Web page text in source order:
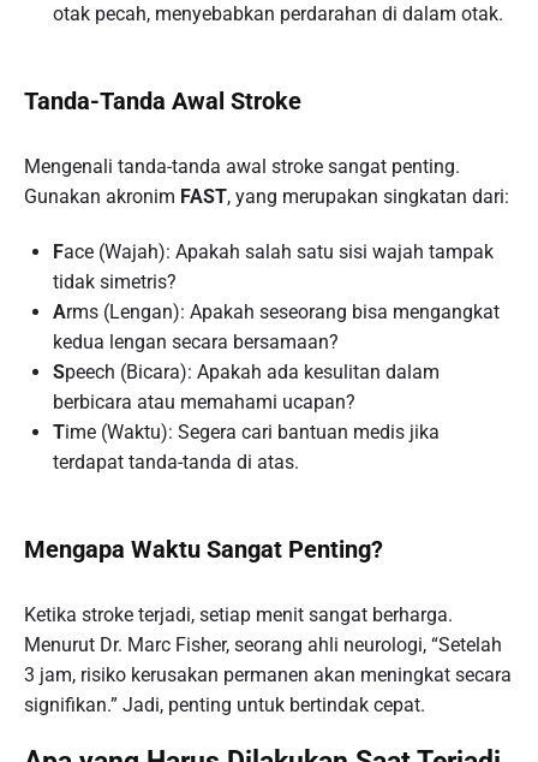
otak pecah, menyebabkan perdarahan di dalam otak.
Tanda-Tanda Awal Stroke
Mengenali tanda-tanda awal stroke sangat penting.
Gunakan akronim FAST, yang merupakan singkatan dari:
Face (Wajah): Apakah salah satu sisi wajah tampak
tidak simetris?
Arms (Lengan): Apakah seseorang bisa mengangkat
kedua lengan secara bersamaan?
Speech (Bicara): Apakah ada kesulitan dalam
berbicara atau memahami ucapan?
Time (Waktu): Segera cari bantuan medis jika
terdapat tanda-tanda di atas.
Mengapa Waktu Sangat Penting?
Ketika stroke terjadi, setiap menit sangat berharga.
Menurut Dr. Marc Fisher, seorang ahli neurologi, “Setelah
3 jam, risiko kerusakan permanen akan meningkat secara
signifikan.” Jadi, penting untuk bertindak cepat.